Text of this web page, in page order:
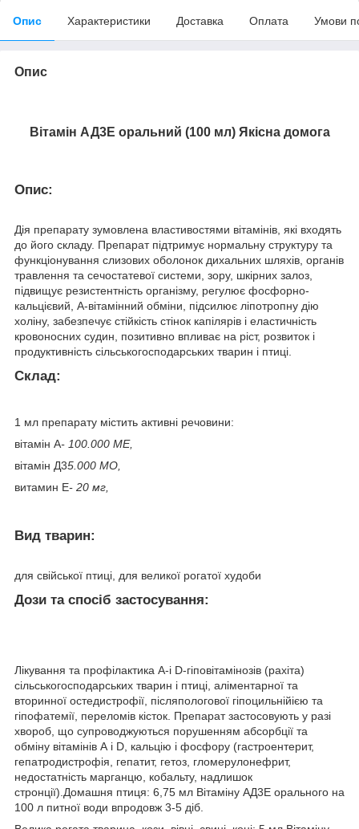
Опис Характеристики Доставка Оплата Умови
Опис
Вітамін АД3Е оральний (100 мл) Якicна домога
Опис:
Дія препарату зумовлена властивостями вітамінів, які входять
до його складу. Препарат підтримує нормальну структуру та
функціонування слизових оболонок дихальних шляхів, органів
травлення та сечостатевої системи, зору, шкірних залоз,
підвищує резистентність організму, регулює фосфорно-
кальцієвий, А-вітамінний обміни, підсилює ліпотропну дію
холіну, забезпечує стійкість стінок капілярів і еластичність
кровоносних судин, позитивно впливає на ріст, розвиток і
продуктивність сільськогосподарських тварин і птиці.
Склад:
1 мл препарату містить активні речовини:
вітамін А- 100.000 МЕ,
вітамін Д35.000 МО,
витамин Е- 20 мг,
Вид тварин:
для свійської птиці, для великої рогатої худоби
Дози та спосіб застосування:
Лікування та профілактика А-і D-гіповітамінозів (рахіта)
сільськогосподарських тварин і птиці, аліментарної та
вторинної остедистрофії, післяпологової гіпоцильнійією та
гіпофатемії, переломів кісток. Препарат застосовують у разі
хвороб, що супроводжуються порушенням абсорбції та
обміну вітамінів А і D, кальцію і фосфору (гастроентерит,
гепатродистрофія, гепатит, гетоз, гломерулонефрит,
недостатність марганцю, кобальту, надлишок
стронції). Домашня птиця: 6,75 мл Вітаміну АД3Е орального на
100 л питної води впродовж 3-5 діб.